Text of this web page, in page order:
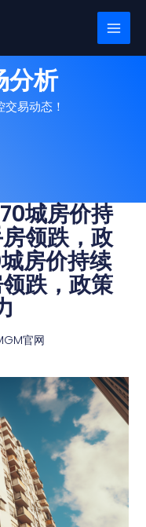
分析
易动态！
城房价持
领跌，政
房价持续
跌，政策
官网